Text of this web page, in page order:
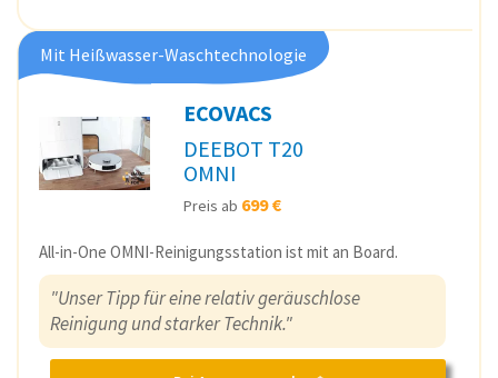
Mit Heißwasser-Waschtechnologie
ECOVACS
DEEBOT T20
OMNI
Preis ab 699 €
All-in-One OMNI-Reinigungsstation ist mit an Board.
"Unser Tipp für eine relativ geräuschlose
Reinigung und starker Technik."